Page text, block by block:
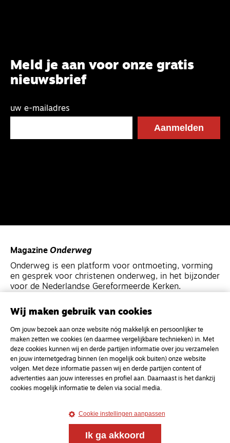
Meld je aan voor onze gratis
nieuwsbrief
uw e-mailadres
Magazine Onderweg
Onderweg is een platform voor ontmoeting, vorming
en gesprek voor christenen onderweg, in het bijzonder
voor de Nederlandse Gereformeerde Kerken.
MagazineOnderweg
Kvk-nummer 33277063
NL46 INGB 0117 5827 86
info@onderwegonline.nl
Wij maken gebruik van cookies
Om jouw bezoek aan onze website nóg makkelijk en persoonlijker te
maken zetten we cookies (en daarmee vergelijkbare technieken) in. Met
deze cookies kunnen wij en derde partijen informatie over jou verzamelen
en jouw internetgedrag binnen (en mogelijk ook buiten) onze website
volgen. Met deze informatie passen wij en derde partijen content of
advertenties aan jouw interesses en profiel aan. Daarnaast is het dankzij
cookies mogelijk informatie te delen via social media.
Cookie instellingen aanpassen
Ik ga akkoord